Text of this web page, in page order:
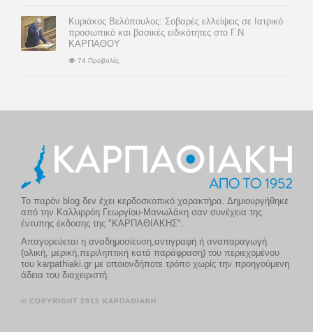
Κυριάκος Βελόπουλος: Σοβαρές ελλείψεις σε Ιατρικό
προσωπικό και βασικές ειδικότητες στο Γ.Ν
ΚΑΡΠΑΘΟΥ
74 Προβολές
Το παρόν blog δεν έχει κερδοσκοπικό χαρακτήρα. Δημιουργήθηκε
από την Καλλιρρόη Γεωργίου-Μανωλάκη σαν συνέχεια της
έντυπης έκδοσης της "ΚΑΡΠΑΘΙΑΚΗΣ".
Απαγορεύεται η αναδημοσίευση,αντιγραφή ή αναπαραγωγή
(ολική, μερική,περιληπτική κατά παράφραση) του περιεχομένου
του karpathiaki.gr με οποιονδήποτε τρόπο χωρίς την προηγούμενη
άδεια του διαχειριστή.
© COPYRIGHT 2015 ΚΑΡΠΑΘΙΑΚΗ